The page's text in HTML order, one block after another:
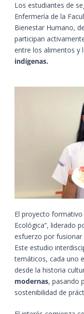
Los estudiantes de
Enfermería de la
Bienestar Humano,
participan
entre los alimentos y
indígenas.
El proyecto formativo
Ecológica”, liderado
esfuerzo por fusionar
Este estudio
temáticos, cada uno
desde la historia
modernas, pasando
sostenibilidad de